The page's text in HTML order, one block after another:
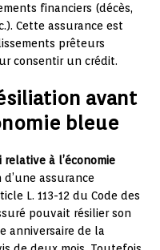
financiers (décès,
Cette assurance est
prêteurs
consentir un crédit.
avant
bleue
relative à l’économie
assurance
L. 113-12 du Code des
pouvait résilier son
anniversaire de la